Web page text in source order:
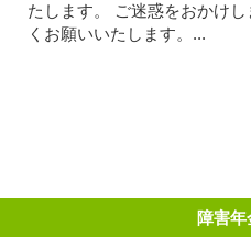
たします。 ご迷惑をおかけ
くお願いいたします。...
障害